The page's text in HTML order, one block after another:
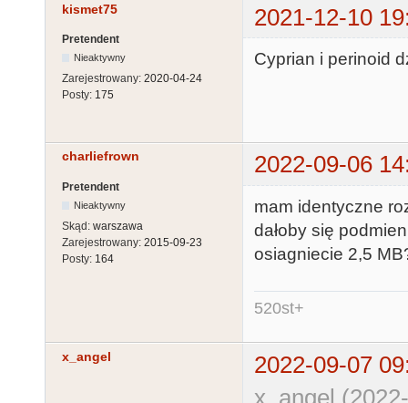
kismet75 2021-12-10
Pretendent
Nieaktywny
Zarejestrowany: 2020-04-24
Posty: 175
Cyprian i perinoid
charliefrown 2022-09-06
Pretendent
Nieaktywny
Skąd: warszawa
Zarejestrowany: 2015-09-23
Posty: 164
mam identyczne
dałoby się
osiagniecie 2,5
520st+
x_angel
2022-09-07
x_angel